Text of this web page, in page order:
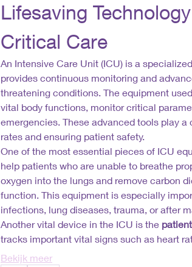
Lifesaving
Critical Care
An Intensive Care Unit (ICU) is a
provides continuous monitoring and
threatening conditions. The equipment
vital body functions, monitor critical
emergencies. These advanced tools play
rates and ensuring patient safety.
One of the most essential pieces of ICU
help patients who are unable to breathe
oxygen into the lungs and remove carbon
function. This equipment is especially
infections, lung diseases, trauma, or after
Another vital device in the ICU is the
tracks important vital signs such as heart
Bekijk meer